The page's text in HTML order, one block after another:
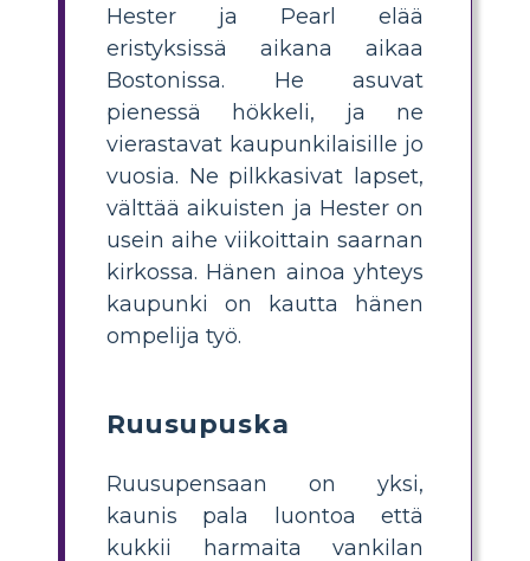
Hester ja Pearl elää
eristyksissä aikana aikaa
Bostonissa. He asuvat
pienessä hökkeli, ja ne
vierastavat kaupunkilaisille jo
vuosia. Ne pilkkasivat lapset,
välttää aikuisten ja Hester on
usein aihe viikoittain saarnan
kirkossa. Hänen ainoa yhteys
kaupunki on kautta hänen
ompelija työ.
Ruusupuska
Ruusupensaan on yksi,
kaunis pala luontoa että
kukkii harmaita vankilan